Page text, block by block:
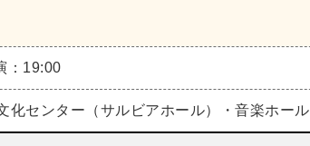
：19:00
化センター（サルビアホール）・音楽ホール